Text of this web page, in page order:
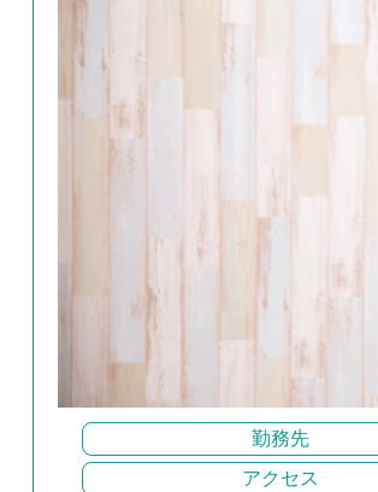
勤務先
アクセス